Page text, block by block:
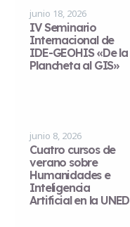
junio 18, 2026
IV Seminario
Internacional de
IDE-GEOHIS «De la
Plancheta al GIS»
junio 8, 2026
Cuatro cursos de
verano sobre
Humanidades e
Inteligencia
Artificial en la UNED